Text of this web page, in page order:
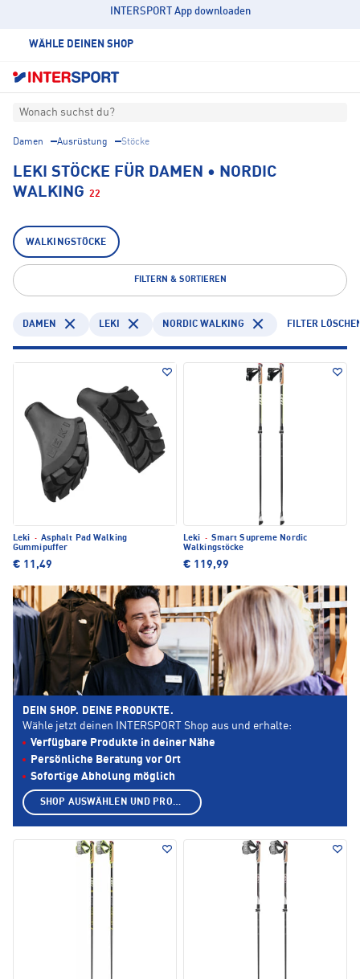
INTERSPORT App downloaden
WÄHLE DEINEN SHOP
Wonach suchst du?
Damen Ausrüstung Stöcke
LEKI STÖCKE FÜR DAMEN • NORDIC
WALKING 22
WALKINGSTÖCKE
FILTERN & SORTIEREN
DAMEN LEKI NORDIC WALKING FILTER
Leki · Asphalt Pad Walking
Gummipuffer
€ 11,49
Leki · Smart Supreme Nordic
Walkingstöcke
€ 119,99
DEIN SHOP. DEINE PRODUKTE.
Wähle jetzt deinen INTERSPORT Shop aus und erhalte:
Verfügbare Produkte in deiner Nähe
Persönliche Beratung vor Ort
Sofortige Abholung möglich
SHOP AUSWÄHLEN UND PRODUKTE ANZEIGEN